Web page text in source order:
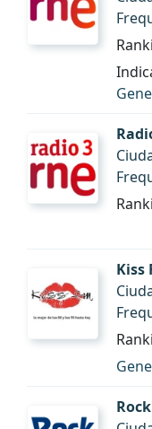
Kiss